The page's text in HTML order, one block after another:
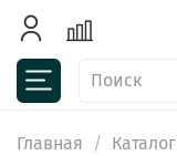
Главная Каталог